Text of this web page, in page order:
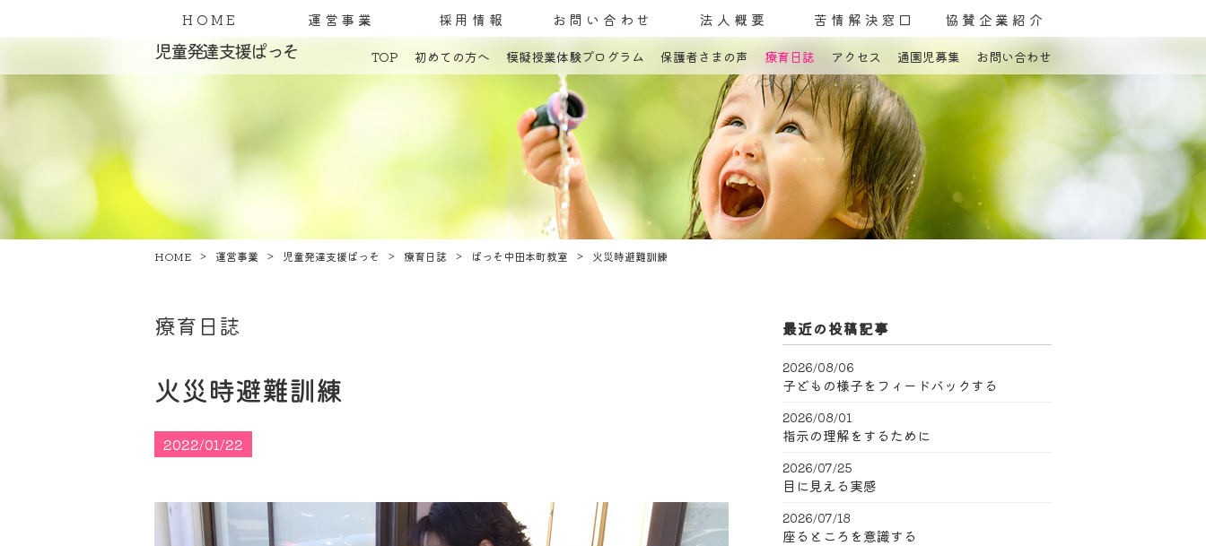
HOME 運営事業 採用情報 お問い合わせ 法人概要 苦情解決窓口 協賛企業紹介
児童発達支援ぱっそ TOP 初めての方へ 模擬授業体験プログラム 保護者さまの声 療育日誌 アクセス 通園児募集 お問い合わせ
よくある質問
お問い合わせ
HOME 運営事業 児童発達支援ぱっそ 療育日誌 ぱっそ中田本町教室 火災時避難訓練
療育日誌
火災時避難訓練
2022/01/22
最近の投稿記事
2026/08/06
子どもの様子をフィードバックする
2026/08/01
指示の理解をするために
2026/07/25
目に見える実感
2026/07/18
座るところを意識する